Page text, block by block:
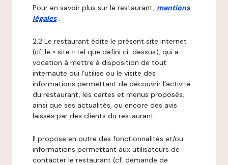
Pour en savoir plus sur le restaurant, mentions
légales .
2.2 Le restaurant édite le présent site internet
(cf. le « site » tel que défini ci-dessus), qui a
vocation à mettre à disposition de tout
internaute qui l’utilise ou le visite des
informations permettant de découvrir l’activité
du restaurant, les cartes et menus proposés,
ainsi que ses actualités, ou encore des avis
laissés par des clients du restaurant.
Il propose en outre des fonctionnalités et/ou
informations permettant aux utilisateurs de
contacter le restaurant (cf. demande de